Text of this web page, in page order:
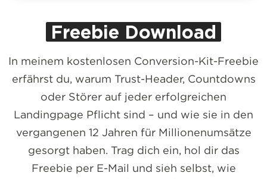
Freebie Download
In meinem kostenlosen Conversion-Kit-Freebie
erfährst du, warum Trust-Header, Countdowns
oder Störer auf jeder erfolgreichen
Landingpage Pflicht sind – und wie sie in den
vergangenen 12 Jahren für Millionenumsätze
gesorgt haben. Trag dich ein, hol dir das
Freebie per E-Mail und sieh selbst, wie